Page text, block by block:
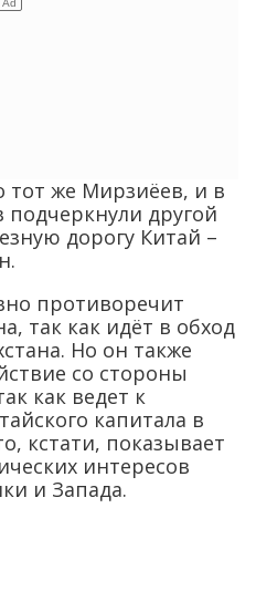
тот же Мирзиёев, и в
другой
дорогу Китай –
противоречит
так как идёт в обход
Но он также
со стороны
как ведет к
капитала в
кстати, показывает
интересов
и Запада.